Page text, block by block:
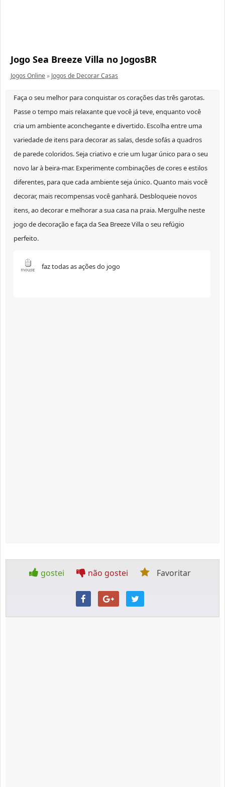
Jogo Sea Breeze Villa no JogosBR
Jogos Online» Jogos de Decorar Casas
Faça o seu melhor para conquistar os corações das três garotas.
Passe o tempo mais relaxante que você já teve, enquanto você
cria um ambiente aconchegante e divertido. Escolha entre uma
variedade de itens para decorar as salas, desde sofás a quadros
de parede coloridos. Seja criativo e crie um lugar único para o seu
novo lar à beira-mar. Experimente combinações de cores e estilos
diferentes, para que cada ambiente seja único. Quanto mais você
decorar, mais recompensas você ganhará. Desbloqueie novos
itens, ao decorar e melhorar a sua casa na praia. Mergulhe neste
jogo de decoração e faça da Sea Breeze Villa o seu refúgio
perfeito.
faz todas as ações do jogo
gostei não gostei Favoritar